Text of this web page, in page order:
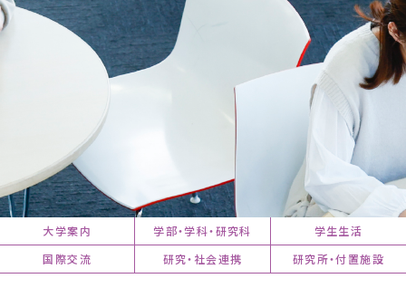
大学案内 学部・学科・研究科
学生生活
国際交流
研究・社会連携 研究所・付置施設